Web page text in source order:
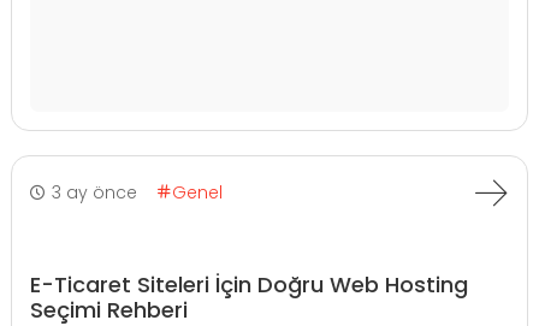
3 ay önce Genel
E-Ticaret Siteleri İçin Doğru Web Hosting
Seçimi Rehberi